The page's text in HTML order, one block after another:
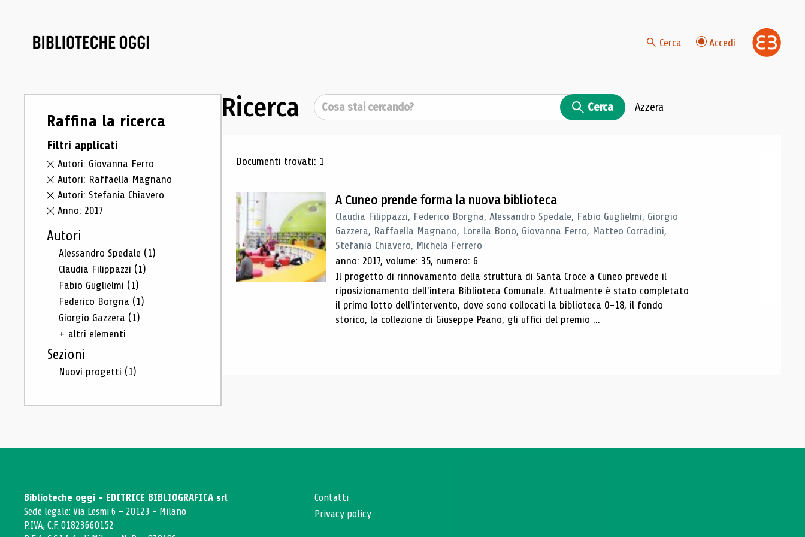
Cerca Accedi
Raffina la ricerca
Filtri applicati
Autori: Giovanna Ferro
Autori: Raffaella Magnano
Autori: Stefania Chiavero
Anno: 2017
Autori
Alessandro Spedale (1)
Claudia Filippazzi (1)
Fabio Guglielmi (1)
Federico Borgna (1)
Giorgio Gazzera (1)
+ altri elementi
Sezioni
Nuovi progetti (1)
Ricerca Cerca Cerca Azzera
Risultati di ricerca
Documenti trovati: 1
A Cuneo prende forma la nuova biblioteca
Claudia Filippazzi, Federico Borgna, Alessandro Spedale, Fabio Guglielmi, Giorgio
Gazzera, Raffaella Magnano, Lorella Bono, Giovanna Ferro, Matteo Corradini,
Stefania Chiavero, Michela Ferrero
anno: 2017, volume: 35, numero: 6
Il progetto di rinnovamento della struttura di Santa Croce a Cuneo prevede il
riposizionamento dell'intera Biblioteca Comunale. Attualmente è stato completato
il primo lotto dell'intervento, dove sono collocati la biblioteca 0-18, il fondo
storico, la collezione di Giuseppe Peano, gli uffici del premio ...
Biblioteche oggi - EDITRICE BIBLIOGRAFICA srl
Sede legale: Via Lesmi 6 - 20123 - Milano
P.IVA, C.F. 01823660152
Contatti
Privacy policy